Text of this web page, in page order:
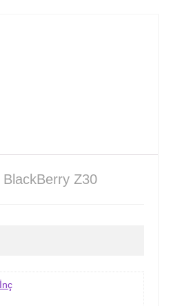
BlackBerry Z30